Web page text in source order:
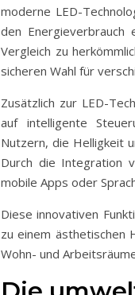
moderne LED-
den Energieverbrauch
Vergleich zu
sicheren Wahl für
Zusätzlich zur LED-
auf intelligente
Nutzern, die Helligkeit
Durch die Integration
mobile Apps oder
Diese innovativen
zu einem ästhetischen
Wohn- und